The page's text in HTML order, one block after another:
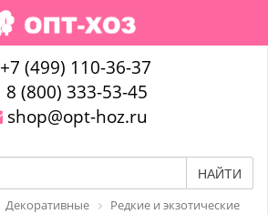
(499) 110-36-37
8 (800) 333-53-45
shop@opt-hoz.ru
НАЙТИ
Декоративные
Редкие и экзотические